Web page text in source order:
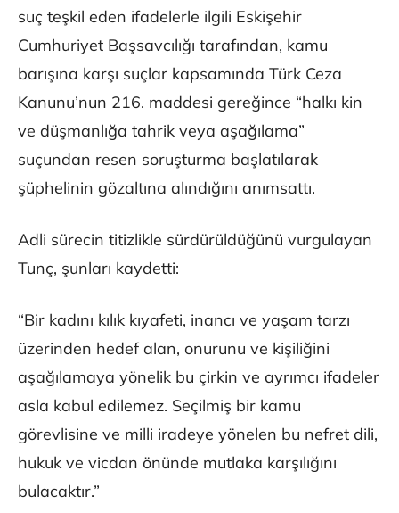
suç teşkil eden ifadelerle ilgili Eskişehir
Cumhuriyet Başsavcılığı tarafından, kamu
barışına karşı suçlar kapsamında Türk Ceza
Kanunu’nun 216. maddesi gereğince “halkı kin
ve düşmanlığa tahrik veya aşağılama”
suçundan resen soruşturma başlatılarak
şüphelinin gözaltına alındığını anımsattı.
Adli sürecin titizlikle sürdürüldüğünü vurgulayan
Tunç, şunları kaydetti:
“Bir kadını kılık kıyafeti, inancı ve yaşam tarzı
üzerinden hedef alan, onurunu ve kişiliğini
aşağılamaya yönelik bu çirkin ve ayrımcı ifadeler
asla kabul edilemez. Seçilmiş bir kamu
görevlisine ve milli iradeye yönelen bu nefret dili,
hukuk ve vicdan önünde mutlaka karşılığını
bulacaktır.”